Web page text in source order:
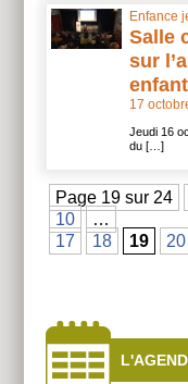
Enfance
Salle
sur
17
Jeudi 16
du […]
Page 19 sur 24
10
…
17
18 19 20
côtés